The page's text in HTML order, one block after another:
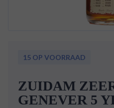
15 OP VOORRAAD
ZUIDAM
GENEVER 5